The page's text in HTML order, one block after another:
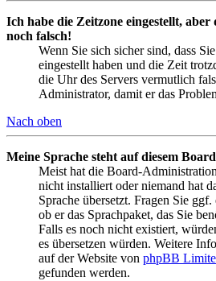
Ich habe die Zeitzone eingestellt,
noch falsch!
Wenn Sie sich sicher sind, dass
eingestellt haben und die Zeit
die Uhr des Servers vermutlich
Administrator, damit er das
Nach oben
Meine Sprache steht auf diesem
Meist hat die Board-
nicht installiert oder niemand hat
Sprache übersetzt. Fragen Sie
ob er das Sprachpaket, das Sie
Falls es noch nicht existiert,
es übersetzen würden. Weitere
auf der Website von phpBB
gefunden werden.